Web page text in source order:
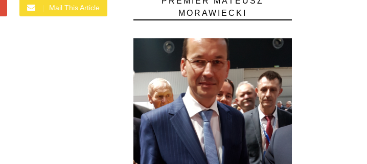
Mail This Article
MORAWIECKI